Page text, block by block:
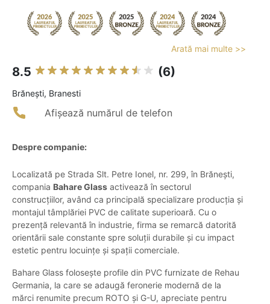
Arată mai multe >>
8.5 (6)
Brăneşti, Branesti
Afișează numărul de telefon
Despre companie:
Localizată pe Strada Slt. Petre Ionel, nr. 299, în Brănești,
compania Bahare Glass activează în sectorul
construcțiilor, având ca principală specializare producția și
montajul tâmplăriei PVC de calitate superioară. Cu o
prezență relevantă în industrie, firma se remarcă datorită
orientării sale constante spre soluții durabile și cu impact
estetic pentru locuințe și spații comerciale.
Bahare Glass folosește profile din PVC furnizate de Rehau
Germania, la care se adaugă feronerie modernă de la
mărci renumite precum ROTO și G-U, apreciate pentru